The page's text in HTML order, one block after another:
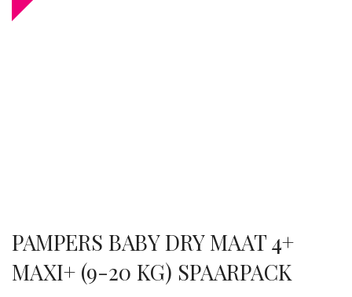
PAMPERS BABY DRY MAAT 4+
MAXI+ (9-20 KG) SPAARPACK